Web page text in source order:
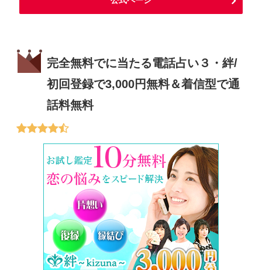
完全無料でに当たる電話占い３・絆/
初回登録で3,000円無料＆着信型で通
話料無料